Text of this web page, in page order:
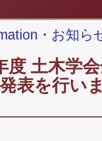
・お知ら
度 土木学
表を行い